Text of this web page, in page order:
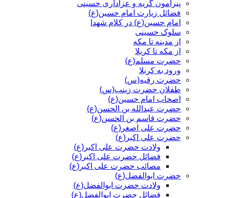
پیرامون گریه و عزاداری حسینی
فضائل زیارت امام حسین(ع)
امام حسین(ع) در کلام شهدا
سلوک حسینی
از مدینه تا مکه
از مکه تا کربلا
حضرت مسلم(ع)
ورود به کربلا
حضرت رقیه(س)
طفلان حضرت زینب(س)
اصحاب امام حسین(ع)
حضرت عبدالله بن الحسن(ع)
حضرت قاسم بن الحسن(ع)
حضرت علی اصغر(ع)
حضرت علی اکبر(ع)
ولادت حضرت علی اکبر(ع)
فضائل حضرت علی اکبر(ع)
مصائب حضرت علی اکبر(ع)
حضرت ابوالفضل(ع)
ولادت حضرت ابوالفضل(ع)
فضائل حضرت ابوالفضل(ع)